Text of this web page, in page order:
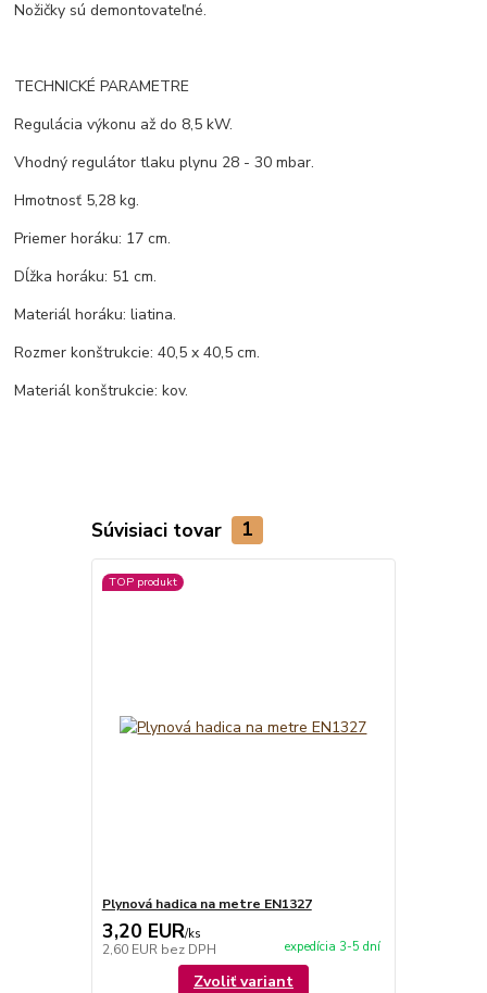
Nožičky sú demontovateľné.
TECHNICKÉ PARAMETRE
Regulácia výkonu až do 8,5 kW.
Vhodný regulátor tlaku plynu 28 - 30 mbar.
Hmotnosť 5,28 kg.
Priemer horáku: 17 cm.
Dĺžka horáku: 51 cm.
Materiál horáku: liatina.
Rozmer konštrukcie: 40,5 x 40,5 cm.
Materiál konštrukcie: kov.
Súvisiaci tovar 1
TOP produkt
Plynová hadica na metre EN1327
3,20 EUR/ks
2,60 EUR bez DPH expedícia 3-5 dní
Zvoliť variant